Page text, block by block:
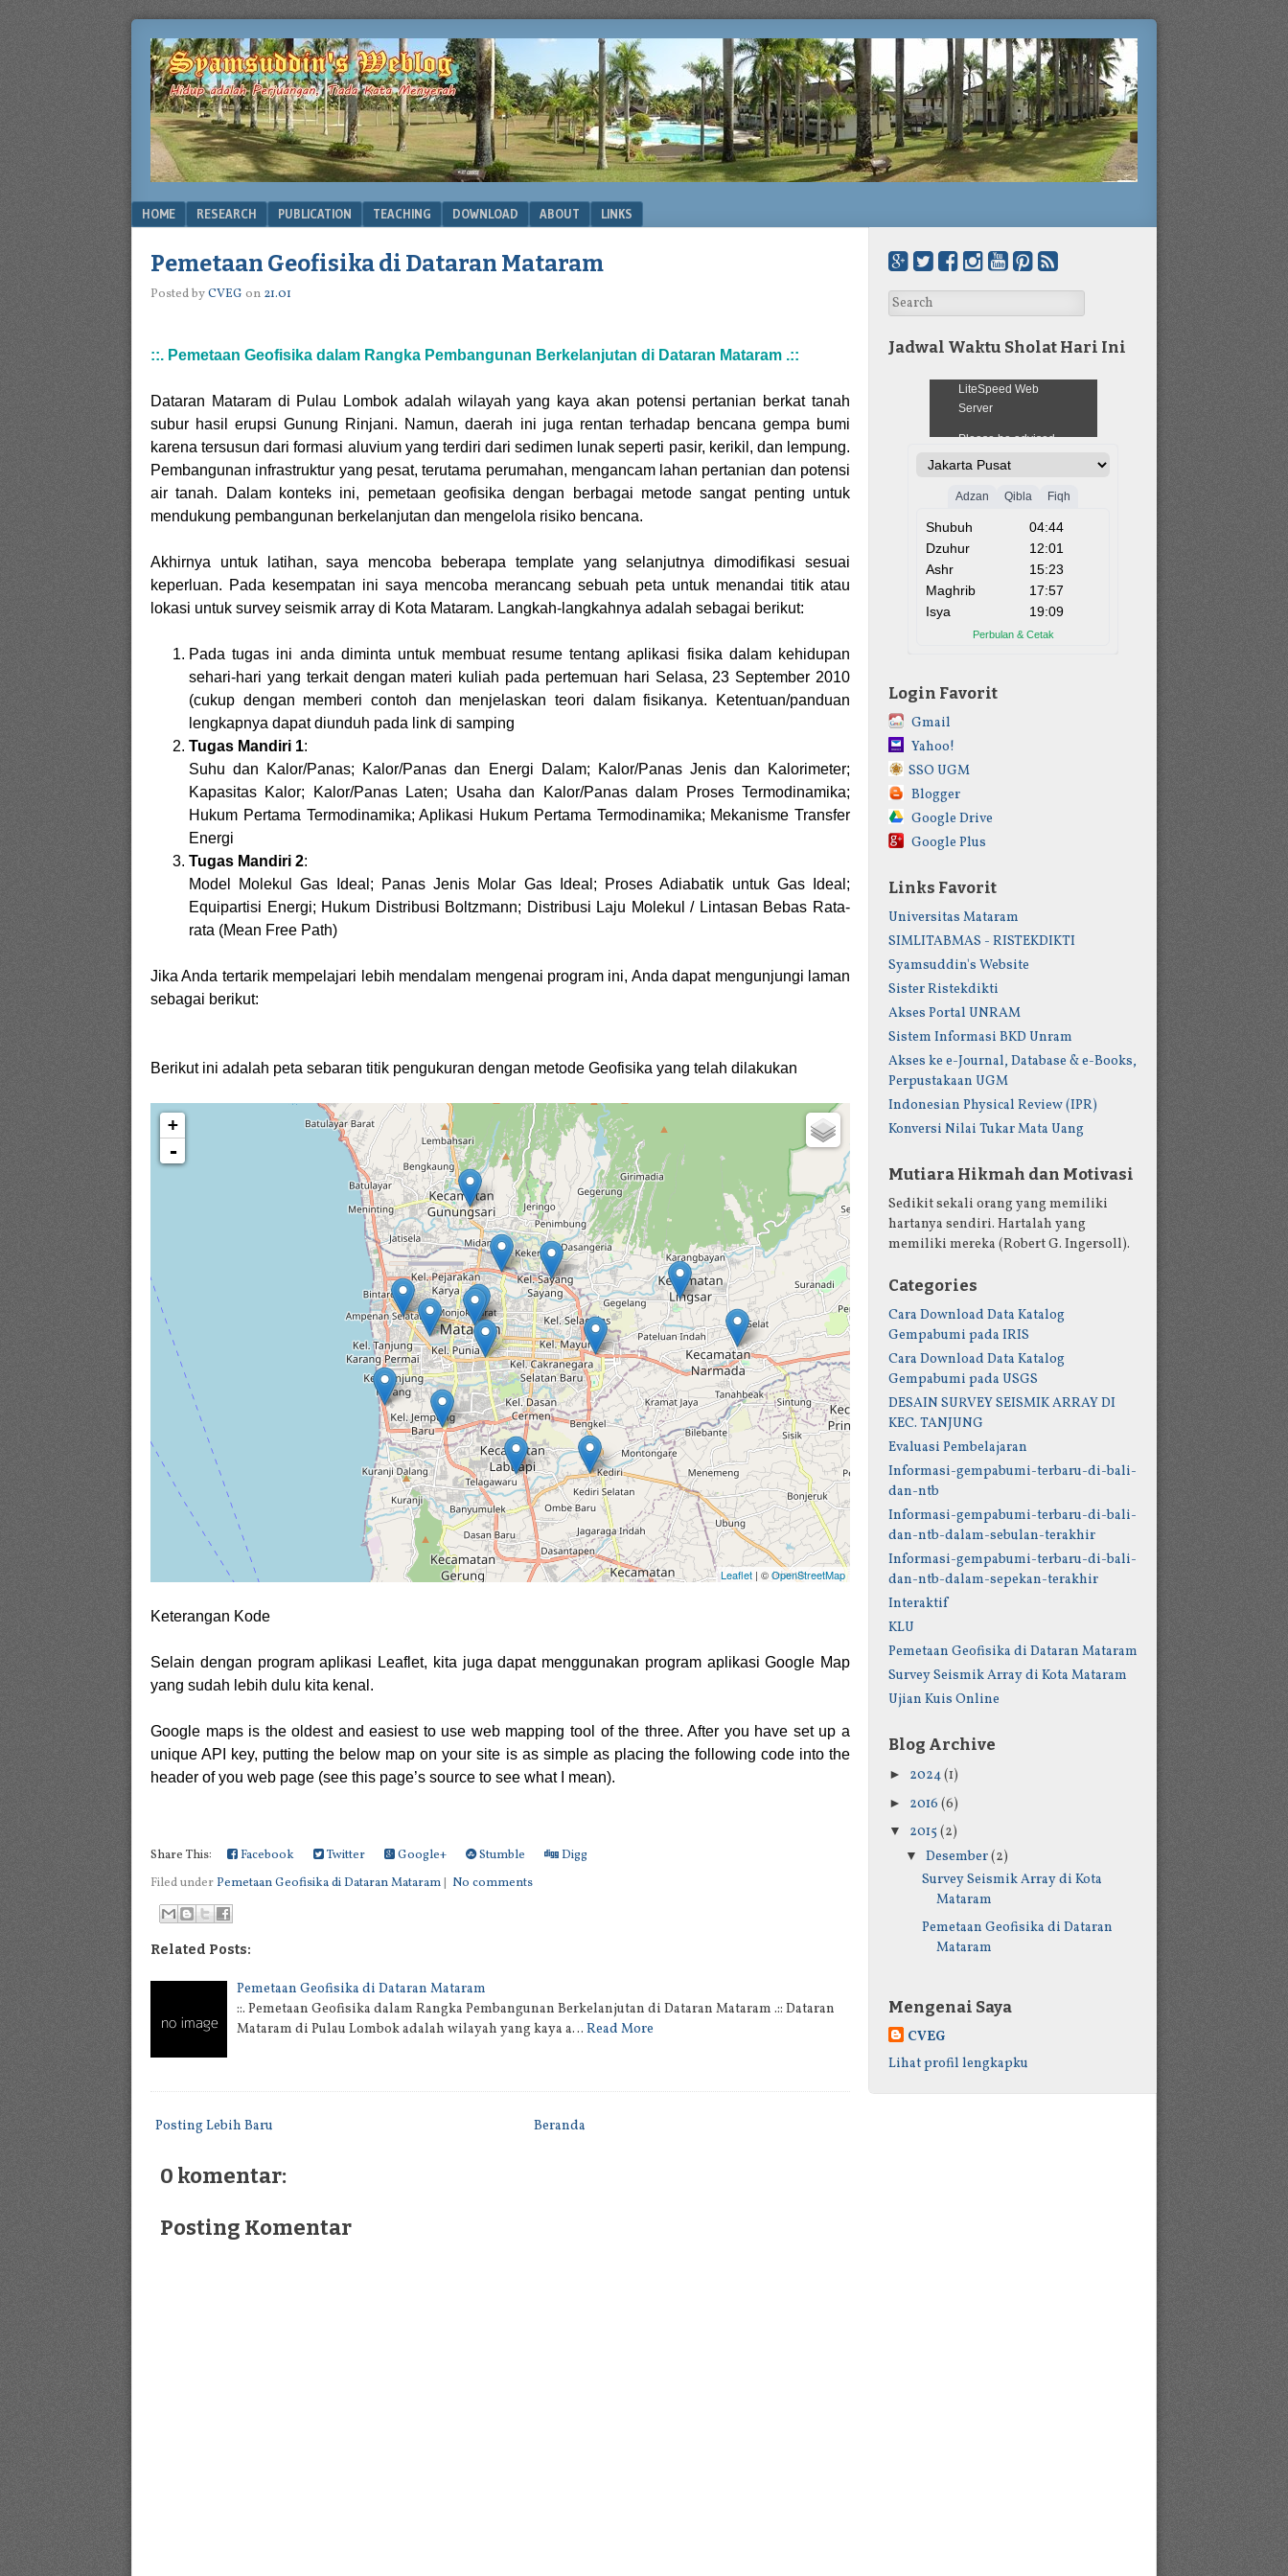
Menu
SKIP TO CONTENT
HOME RESEARCH PUBLICATION TEACHING DOWNLOAD ABOUT LINKS
Pemetaan Geofisika di Dataran Mataram
Posted byCVEG on 21.01
::. Pemetaan Geofisika dalam Rangka Pembangunan Berkelanjutan di Dataran Mataram .::
Dataran Mataram di Pulau Lombok adalah wilayah yang kaya akan potensi pertanian berkat tanah
subur hasil erupsi Gunung Rinjani. Namun, daerah ini juga rentan terhadap bencana gempa bumi
karena tersusun dari formasi aluvium yang terdiri dari sedimen lunak seperti pasir, kerikil, dan lempung.
Pembangunan infrastruktur yang pesat, terutama perumahan, mengancam lahan pertanian dan potensi
air tanah. Dalam konteks ini, pemetaan geofisika dengan berbagai metode sangat penting untuk
mendukung pembangunan berkelanjutan dan mengelola risiko bencana.
Akhirnya untuk latihan, saya mencoba beberapa template yang selanjutnya dimodifikasi sesuai
keperluan. Pada kesempatan ini saya mencoba merancang sebuah peta untuk menandai titik atau
lokasi untuk survey seismik array di Kota Mataram. Langkah-langkahnya adalah sebagai berikut:
Pada tugas ini anda diminta untuk membuat resume tentang aplikasi fisika dalam kehidupan
sehari-hari yang terkait dengan materi kuliah pada pertemuan hari Selasa, 23 September 2010
(cukup dengan memberi contoh dan menjelaskan teori dalam fisikanya. Ketentuan/panduan
lengkapnya dapat diunduh pada link di samping
Tugas Mandiri 1:
Suhu dan Kalor/Panas; Kalor/Panas dan Energi Dalam; Kalor/Panas Jenis dan Kalorimeter;
Kapasitas Kalor; Kalor/Panas Laten; Usaha dan Kalor/Panas dalam Proses Termodinamika;
Hukum Pertama Termodinamika; Aplikasi Hukum Pertama Termodinamika; Mekanisme Transfer
Energi
Tugas Mandiri 2:
Model Molekul Gas Ideal; Panas Jenis Molar Gas Ideal; Proses Adiabatik untuk Gas Ideal;
Equipartisi Energi; Hukum Distribusi Boltzmann; Distribusi Laju Molekul / Lintasan Bebas Rata-
rata (Mean Free Path)
Jika Anda tertarik mempelajari lebih mendalam mengenai program ini, Anda dapat mengunjungi laman
sebagai berikut:
Berikut ini adalah peta sebaran titik pengukuran dengan metode Geofisika yang telah dilakukan
+
-
Leaflet | ©OpenStreetMap
Keterangan Kode
Selain dengan program aplikasi Leaflet, kita juga dapat menggunakan program aplikasi Google Map
yang sudah lebih dulu kita kenal.
Google maps is the oldest and easiest to use web mapping tool of the three. After you have set up a
unique API key, putting the below map on your site is as simple as placing the following code into the
header of you web page (see this page’s source to see what I mean).
Share This: Facebook Twitter Google+ Stumble
Digg
Filed under Pemetaan Geofisika di Dataran Mataram| No comments
Related Posts:
Pemetaan Geofisika di Dataran Mataram
::. Pemetaan Geofisika dalam Rangka Pembangunan Berkelanjutan di Dataran Mataram .:: Dataran
Mataram di Pulau Lombok adalah wilayah yang kaya a… Read More
Posting Lebih Baru Beranda
0 komentar:
Posting Komentar
Search
Jadwal Waktu Sholat Hari Ini
Login Favorit
Gmail
Yahoo!
SSO UGM
Blogger
Google Drive
Google Plus
Links Favorit
Universitas Mataram
SIMLITABMAS - RISTEKDIKTI
Syamsuddin's Website
Sister Ristekdikti
Akses Portal UNRAM
Sistem Informasi BKD Unram
Akses ke e-Journal, Database & e-Books,
Perpustakaan UGM
Indonesian Physical Review (IPR)
Konversi Nilai Tukar Mata Uang
Mutiara Hikmah dan Motivasi
Sedikit sekali orang yang memiliki
hartanya sendiri. Hartalah yang
memiliki mereka (Robert G. Ingersoll).
Categories
Cara Download Data Katalog
Gempabumi pada IRIS
Cara Download Data Katalog
Gempabumi pada USGS
DESAIN SURVEY SEISMIK ARRAY DI
KEC. TANJUNG
Evaluasi Pembelajaran
Informasi-gempabumi-terbaru-di-bali-
dan-ntb
Informasi-gempabumi-terbaru-di-bali-
dan-ntb-dalam-sebulan-terakhir
Informasi-gempabumi-terbaru-di-bali-
dan-ntb-dalam-sepekan-terakhir
Interaktif
KLU
Pemetaan Geofisika di Dataran Mataram
Survey Seismik Array di Kota Mataram
Ujian Kuis Online
Blog Archive
► 2024(1)
► 2016 (6)
▼ 2015 (2)
▼ Desember(2)
Survey Seismik Array di Kota
Mataram
Pemetaan Geofisika di Dataran
Mataram
Mengenai Saya
CVEG
Lihat profil lengkapku